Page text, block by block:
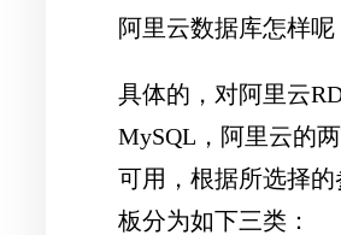
阿里云数据库怎样呢
具体的，对阿里云
MySQL，阿里云的
可用，根据所选择的
板分为如下三类：